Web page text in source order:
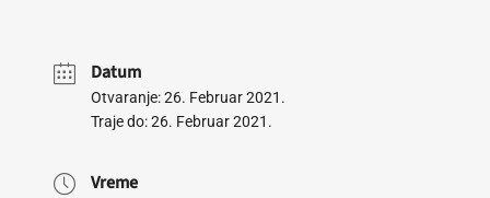
Datum
Otvaranje: 26. Februar 2021.
Traje do: 26. Februar 2021.
Vreme